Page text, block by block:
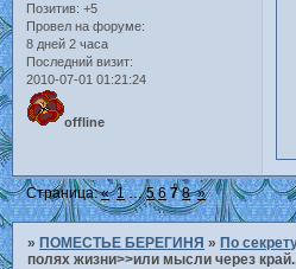
Позитив: +5
Провел на форуме:
8 дней 2 часа
Последний визит:
2010-07-01 01:21:24
offline
Страница:« 1 … 5 6 7 8 »
» ПОМЕСТЬЕ БЕРЕГИНЯ » По
полях жизни>>или мысли через